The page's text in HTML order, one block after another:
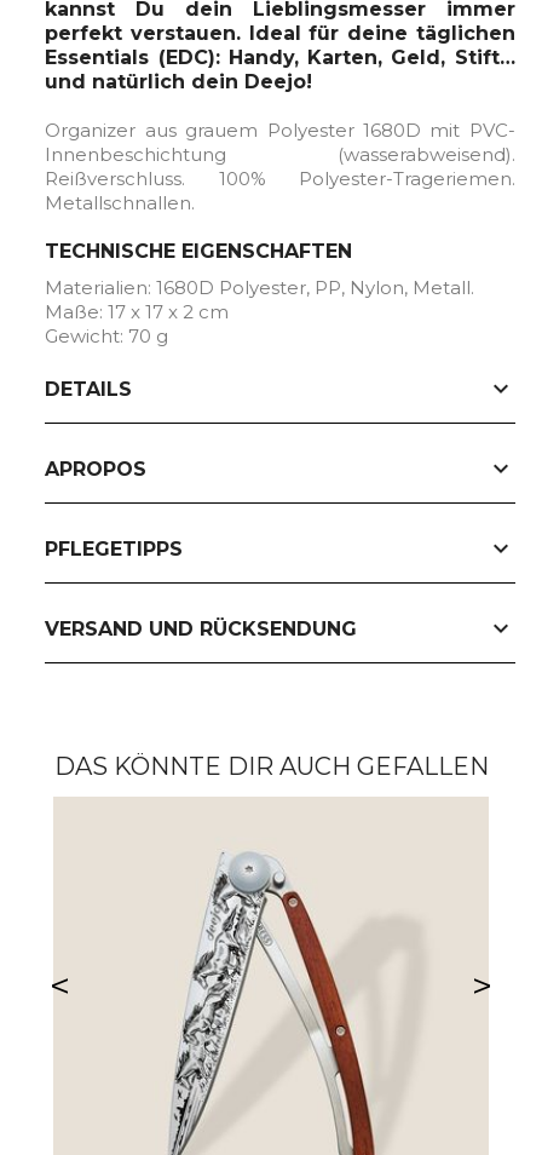
kannst Du dein Lieblingsmesser immer
perfekt verstauen. Ideal für deine täglichen
Essentials (EDC): Handy, Karten, Geld, Stift…
und natürlich dein Deejo!
Organizer aus grauem Polyester 1680D mit PVC-
Innenbeschichtung (wasserabweisend).
Reißverschluss. 100% Polyester-Trageriemen.
Metallschnallen.
TECHNISCHE EIGENSCHAFTEN
Materialien: 1680D Polyester, PP, Nylon, Metall.
Maße: 17 x 17 x 2 cm
Gewicht: 70 g
DETAILS expand_more
APROPOS expand_more
PFLEGETIPPS expand_more
VERSAND UND RÜCKSENDUNG expand_more
DAS KÖNNTE DIR AUCH GEFALLEN
< >